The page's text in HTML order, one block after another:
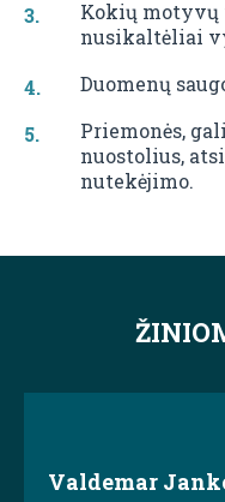
Kokių
nusikaltėliai
Duomenų
Priemonės,
nuostolius,
nutekėjimo.
Valdemar